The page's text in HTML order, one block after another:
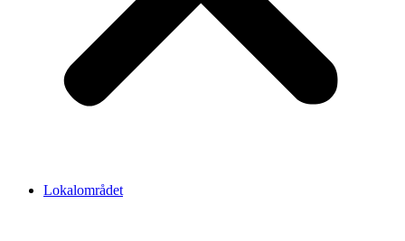
Lokalområdet